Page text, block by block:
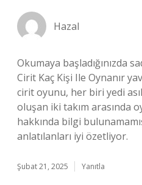
Hazal
Okumaya başladığınızda
Cirit Kaç Kişi Ile Oynanır
cirit oyunu, her biri yedi
oluşan iki takım arasında
hakkında bilgi
anlatılanları iyi özetliyor.
Şubat 21, 2025 Yanıtla